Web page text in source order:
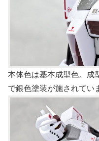
本体色は基本成型色。成
で銀色塗装が施されてい